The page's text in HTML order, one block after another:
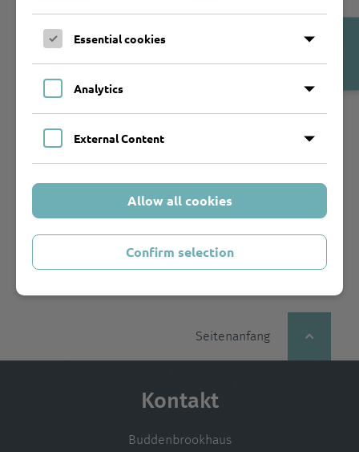
Abschließend wünsche ich Ihnen allen eine gute Zeit,
ein frohes Osterfest und bin voller Vorfreude darauf,
möglichst viele von Ihnen bei Veranstaltungen der
Thomas Mann-Gesellschaft persönlich zu treffen.
Hans Wißkirchen
Weitere Informationen
Seitenanfang
Kontakt
Buddenbrookhaus
Essential cookies
Analytics
External Content
Allow all cookies
Confirm selection
Open
Banner